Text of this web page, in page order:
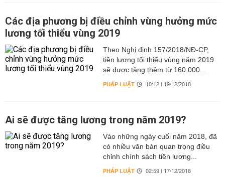
Các địa phương bị điều chỉnh vùng hưởng mức
lương tối thiểu vùng 2019
Theo Nghị định 157/2018/NĐ-CP,
tiền lương tối thiểu vùng năm 2019
sẽ được tăng thêm từ 160.000...
PHÁP LUẬT 10:12 | 19/12/2018
Ai sẽ được tăng lương trong năm 2019?
Vào những ngày cuối năm 2018, đã
có nhiều văn bản quan trọng điều
chỉnh chính sách tiền lương...
PHÁP LUẬT 02:59 | 17/12/2018